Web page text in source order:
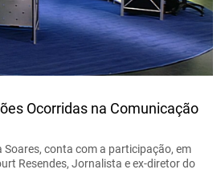
Ocorridas na Comunicação
Soares, conta com a participação, em
Resendes, Jornalista e ex-diretor do